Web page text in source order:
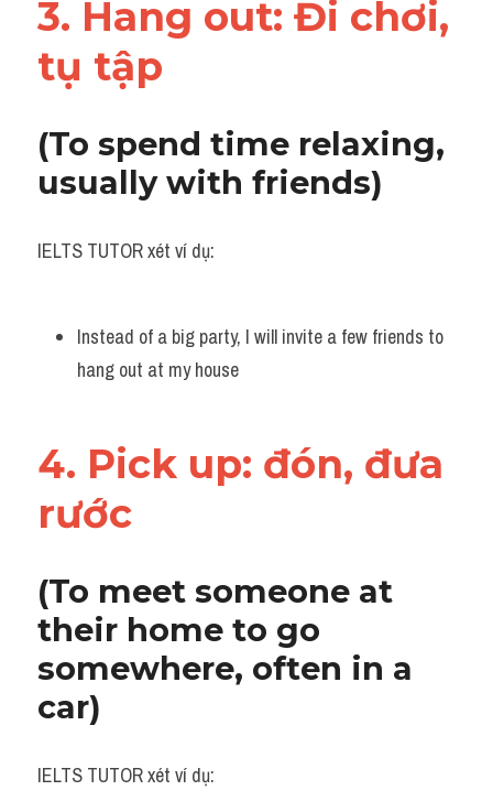
3. Hang out: Đi chơi,
tụ tập
(To spend time relaxing,
usually with friends)
IELTS TUTOR xét ví dụ:
Instead of a big party, I will invite a few friends to
hang out at my house
4. Pick up: đón, đưa
rước
(To meet someone at
their home to go
somewhere, often in a
car)
IELTS TUTOR xét ví dụ: